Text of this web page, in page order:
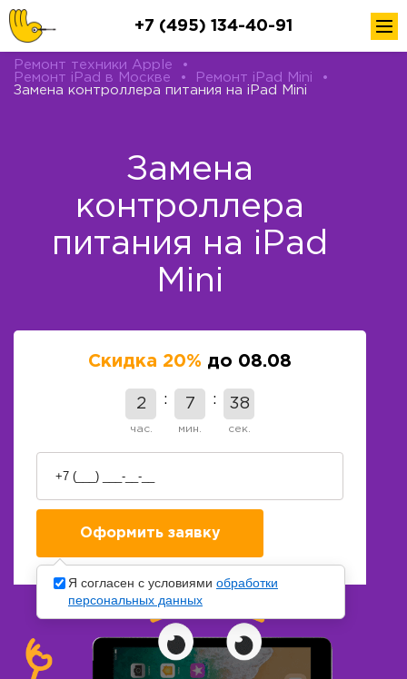
+7 (495) 134-40-91
Ремонт техники Apple
•
Ремонт iPad в Москве
• Ремонт iPad Mini
•
Замена контроллера питания на iPad Mini
Замена
контроллера
питания на iPad
Mini
Скидка 20% до 08.08
2
час.
7
мин.
38
сек.
Я согласен с условиями обработки
персональных данных